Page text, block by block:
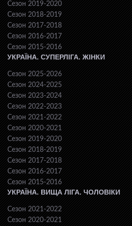
Сезон 2019-2020
Сезон 2018-2019
Сезон 2017-2018
Сезон 2016-2017
Сезон 2015-2016
УКРАЇНА. СУПЕРЛІГА. ЖІНКИ
Сезон 2025-2026
Сезон 2024-2025
Сезон 2023-2024
Сезон 2022-2023
Сезон 2021-2022
Сезон 2020-2021
Сезон 2019-2020
Сезон 2018-2019
Сезон 2017-2018
Сезон 2016-2017
Сезон 2015-2016
УКРАЇНА. ВИЩА ЛІГА. ЧОЛОВІКИ
Сезон 2021-2022
Сезон 2020-2021